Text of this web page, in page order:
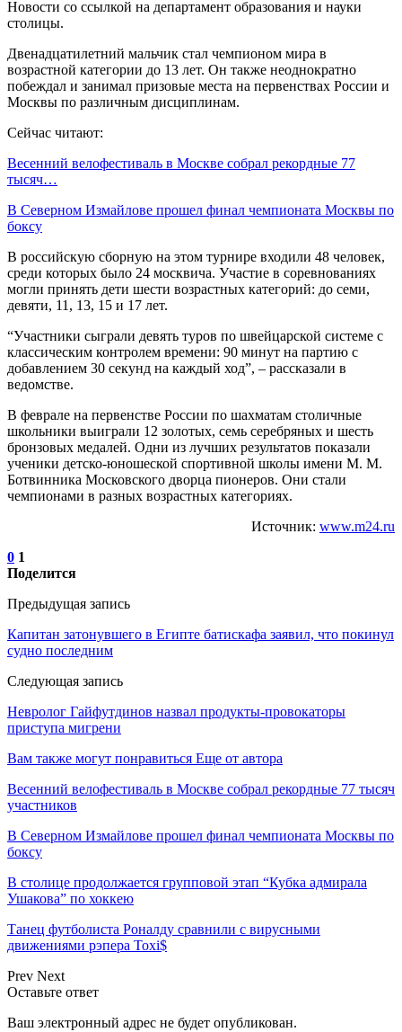
Новости со ссылкой на департамент образования и науки
столицы.
Двенадцатилетний мальчик стал чемпионом мира в
возрастной категории до 13 лет. Он также неоднократно
побеждал и занимал призовые места на первенствах России и
Москвы по различным дисциплинам.
Сейчас читают:
Весенний велофестиваль в Москве собрал рекордные 77
тысяч…
В Северном Измайлове прошел финал чемпионата Москвы по
боксу
В российскую сборную на этом турнире входили 48 человек,
среди которых было 24 москвича. Участие в соревнованиях
могли принять дети шести возрастных категорий: до семи,
девяти, 11, 13, 15 и 17 лет.
“Участники сыграли девять туров по швейцарской системе с
классическим контролем времени: 90 минут на партию с
добавлением 30 секунд на каждый ход”, – рассказали в
ведомстве.
В феврале на первенстве России по шахматам столичные
школьники выиграли 12 золотых, семь серебряных и шесть
бронзовых медалей. Одни из лучших результатов показали
ученики детско-юношеской спортивной школы имени М. М.
Ботвинника Московского дворца пионеров. Они стали
чемпионами в разных возрастных категориях.
Источник: www.m24.ru
0 1
Поделится
Предыдущая запись
Капитан затонувшего в Египте батискафа заявил, что покинул
судно последним
Следующая запись
Невролог Гайфутдинов назвал продукты-провокаторы
приступа мигрени
Вам также могут понравиться Еще от автора
Весенний велофестиваль в Москве собрал рекордные 77 тысяч
участников
В Северном Измайлове прошел финал чемпионата Москвы по
боксу
В столице продолжается групповой этап “Кубка адмирала
Ушакова” по хоккею
Танец футболиста Роналду сравнили с вирусными
движениями рэпера Toxi$
Prev Next
Оставьте ответ
Ваш электронный адрес не будет опубликован.